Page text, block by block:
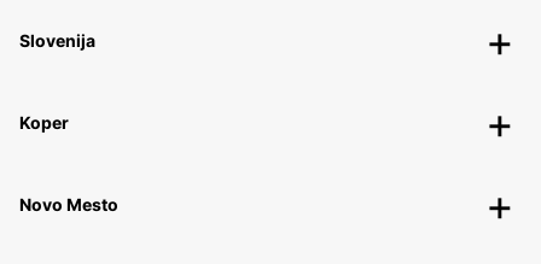
Slovenija
Koper
Novo Mesto